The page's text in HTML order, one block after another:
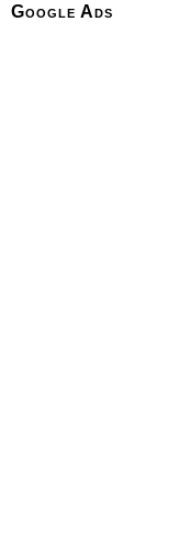
Google Ads